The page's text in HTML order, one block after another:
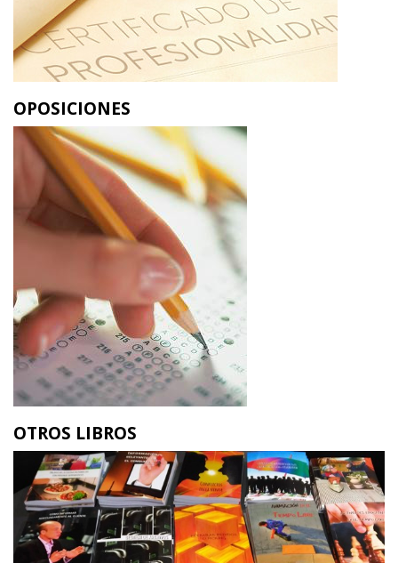
OPOSICIONES
OTROS LIBROS